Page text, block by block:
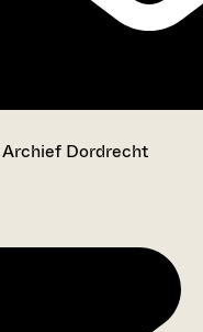
Dordrecht